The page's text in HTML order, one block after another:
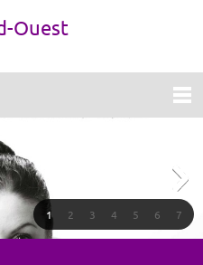
1 2 3 4 5 6 7